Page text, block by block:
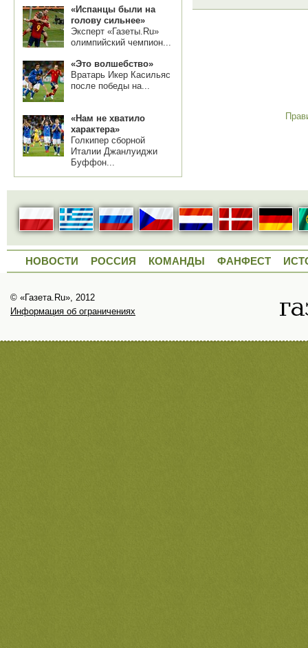
«Испанцы были на
голову сильнее»
Эксперт «Газеты.Ru»
олимпийский чемпион...
«Это волшебство»
Вратарь Икер Касильяс
после победы на...
«Нам не хватило
характера»
Голкипер сборной
Италии Джанлуиджи
Буффон...
НОВОСТИ РОССИЯ КОМАНДЫ ФАНФЕСТ
© «Газета.Ru», 2012
Информация об ограничениях